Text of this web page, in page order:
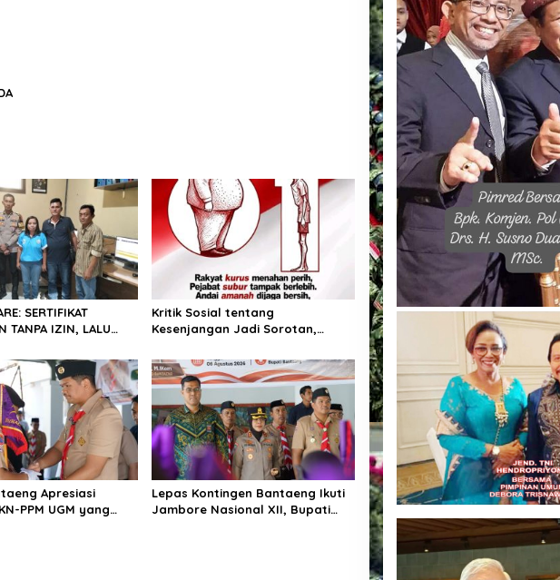
SERTIFIKAT
TANPA IZIN, LALU
DILAPORKAN KE
Kritik Sosial tentang
Kesenjangan Jadi Sorotan,
Integritas dan Pemberantasan
Korupsi
Apresiasi
PPM UGM yang
Lepas Kontingen Bantaeng Ikuti
Jambore Nasional XII, Bupati